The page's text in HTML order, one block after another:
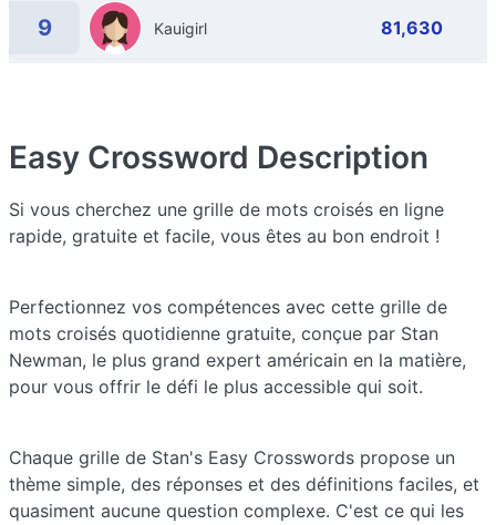
9 Kauigirl 81,630
Easy Crossword Description
Si vous cherchez une grille de mots croisés en ligne
rapide, gratuite et facile, vous êtes au bon endroit !
Perfectionnez vos compétences avec cette grille de
mots croisés quotidienne gratuite, conçue par Stan
Newman, le plus grand expert américain en la matière,
pour vous offrir le défi le plus accessible qui soit.
Chaque grille de Stan's Easy Crosswords propose un
thème simple, des réponses et des définitions faciles, et
quasiment aucune question complexe. C'est ce qui les